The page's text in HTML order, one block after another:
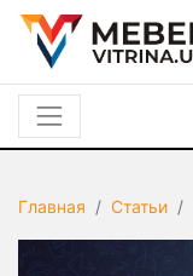
Главная Статьи